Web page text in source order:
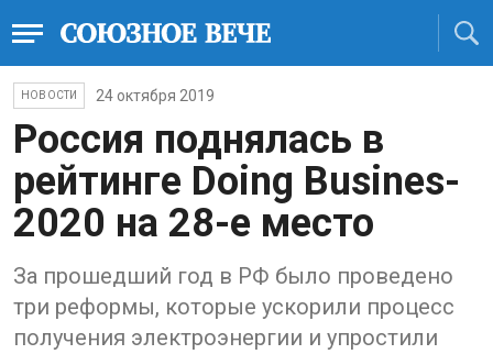
НОВОСТИ 24 октября 2019
Россия поднялась в
рейтинге Doing Busines-
2020 на 28-е место
За прошедший год в РФ было проведено
три реформы, которые ускорили процесс
получения электроэнергии и упростили